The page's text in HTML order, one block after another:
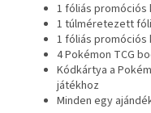
1 fóliás promóciós
1 túlméretezett
1 fóliás promóciós
4 Pokémon TCG
Kódkártya a
játékhoz
Minden egy